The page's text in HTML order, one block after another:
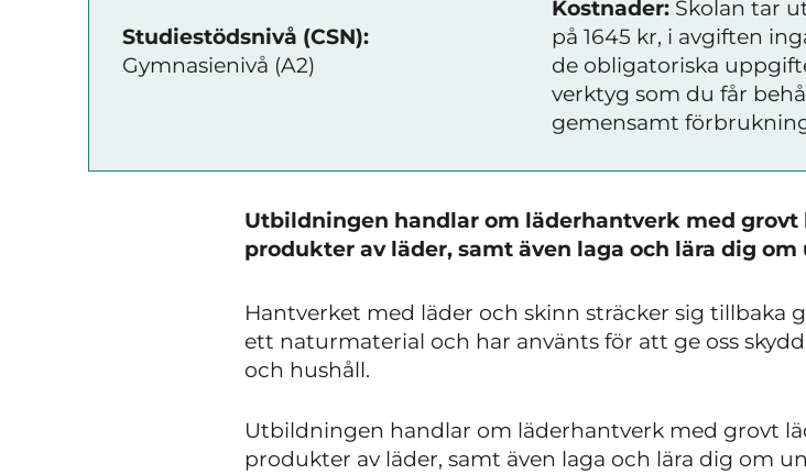
Studiestödsnivå (CSN):
Gymnasienivå (A2)
Kostnader: Skolan tar
på 1645 kr, i avgiften
de obligatoriska
verktyg som du får
gemensamt
Utbildningen handlar om läderhantverk med grovt
produkter av läder, samt även laga och lära dig
Hantverket med läder och skinn sträcker sig tillbaka
ett naturmaterial och har använts för att ge oss
och hushåll.
Utbildningen handlar om läderhantverk med grovt
produkter av läder, samt även laga och lära dig om